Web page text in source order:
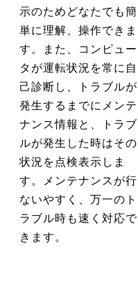
示のためどなたでも簡
単に理解、操作できま
す。また、コンピュー
タが運転状況を常に自
己診断し、トラブルが
発生するまでにメンテ
ナンス情報と、トラブ
ルが発生した時はその
状況を点検表示しま
す。メンテナンスが行
ないやすく、万一のト
ラブル時も速く対応で
きます。